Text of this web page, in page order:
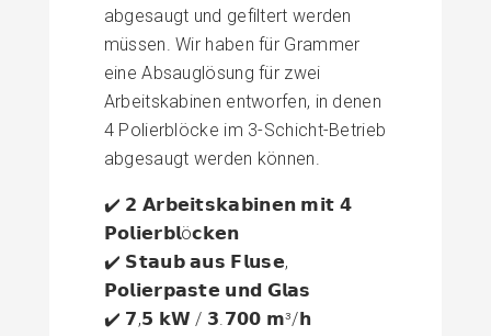
abgesaugt und gefiltert werden
müssen. Wir haben für Grammer
eine Absauglösung für zwei
Arbeitskabinen entworfen, in denen
4 Polierblöcke im 3-Schicht-Betrieb
abgesaugt werden können.
✔️ 𝟮 𝗔𝗿𝗯𝗲𝗶𝘁𝘀𝗸𝗮𝗯𝗶𝗻𝗲𝗻 𝗺𝗶𝘁 𝟰
𝗣𝗼𝗹𝗶𝗲𝗿𝗯𝗹ö𝗰𝗸𝗲𝗻
✔️ 𝗦𝘁𝗮𝘂𝗯 𝗮𝘂𝘀 𝗙𝗹𝘂𝘀𝗲,
𝗣𝗼𝗹𝗶𝗲𝗿𝗽𝗮𝘀𝘁𝗲 𝘂𝗻𝗱 𝗚𝗹𝗮𝘀
✔️ 𝟳,𝟱 𝗸𝗪 / 𝟯.𝟳𝟬𝟬 𝗺³/𝗵